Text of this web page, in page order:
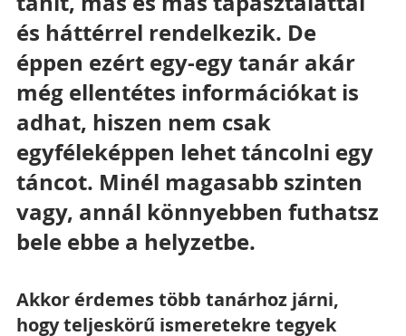
és háttérrel rendelkezik. De
éppen ezért egy-egy tanár akár
még ellentétes információkat is
adhat, hiszen nem csak
egyféleképpen lehet táncolni egy
táncot. Minél magasabb szinten
vagy, annál könnyebben futhatsz
bele ebbe a helyzetbe.
Akkor érdemes több tanárhoz járni,
hogy teljeskörű ismeretekre tegyek